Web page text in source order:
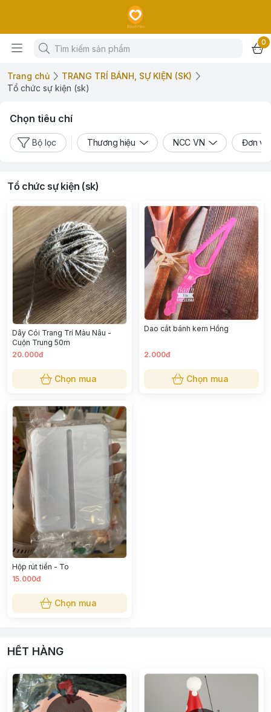
0
Trang chủ
TRANG TRÍ BÁNH, SỰ KIỆN (SK)
Tổ chức sự kiện (sk)
Chọn tiêu chí
Bộ lọc Thương hiệu NCC VN Đơn vị
Tổ chức sự kiện (sk)
Dây Cói Trang Trí Màu Nâu -
Cuộn Trung 50m
20.000đ
Chọn mua
Dao cắt bánh kem Hồng
2.000đ
Chọn mua
Hộp rút tiền - To
15.000đ
Chọn mua
HẾT HÀNG